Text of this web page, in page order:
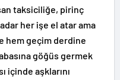
taksiciliğe, pirinç
her işe el atar ama
hem geçim derdine
göğüs germek
içinde aşklarını